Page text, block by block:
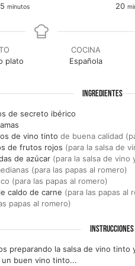
minutos
minutos
20
plato
COCINA
Española
INGREDIENTES
de secreto ibérico
de vino tinto de buena calidad
de frutos rojos (para la salsa de
de azúcar (para la salsa de vino
(para las papas al romero)
(para las papas al romero)
caldo de carne (para las papas al
papas al romero)
INSTRUCCIONES
preparando la salsa de vino
un buen vino tinto...